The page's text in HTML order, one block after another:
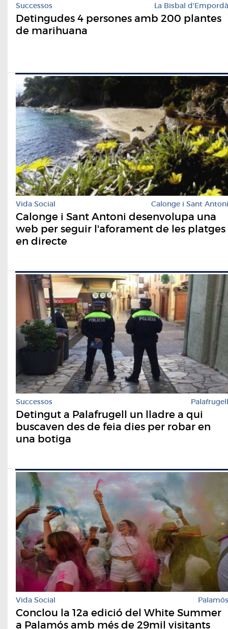
Successos La Bisbal d'Empordà
Detingudes 4 persones amb 200 plantes
de marihuana
Vida Social Calonge i Sant Antoni
Calonge i Sant Antoni desenvolupa una
web per seguir l'aforament de les platges
en directe
Successos Palafrugell
Detingut a Palafrugell un lladre a qui
buscaven des de feia dies per robar en
una botiga
Vida Social Palamós
Conclou la 12a edició del White Summer
a Palamós amb més de 29mil visitants